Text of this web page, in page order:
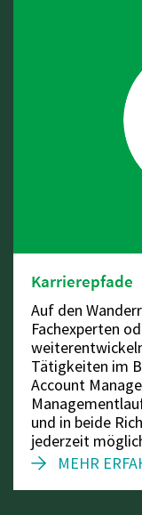
Karrierepfade
Auf den
Fachexperten
Tätigkeiten im
Account
und in beide
jederzeit
MEHR